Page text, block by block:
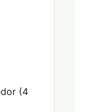
(4